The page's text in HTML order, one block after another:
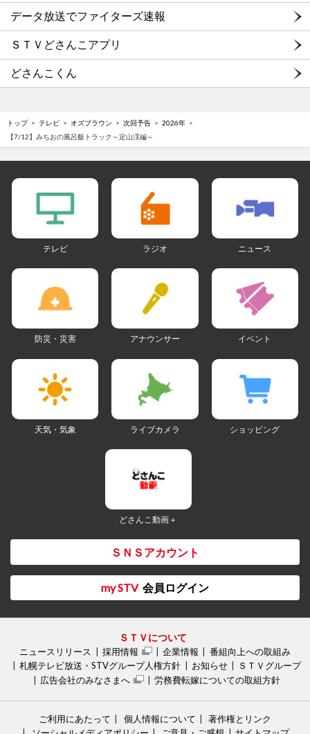
データ放送でファイターズ速報
ＳＴＶどさんこアプリ
どさんこくん
トップ テレビ オズブラウン 次回予告
2026年
【7/12】みちおの風呂飯トラック～定山渓編～
テレビ ラジオ ニュース
防災・災害 アナウンサー イベント
天気・気象 ライブカメラ ショッピング
どさんこ動画＋
ＳＮＳアカウント
my STV 会員ログイン
ＳＴＶについて
ニュースリリース 採用情報 企業情報
番組向上への取組み
札幌テレビ放送・STVグループ人権方針
お知らせ
ＳＴＶグループ
広告会社のみなさまへ
労務費転嫁についての取組方針
ご利用にあたって 個人情報について
著作権とリンク